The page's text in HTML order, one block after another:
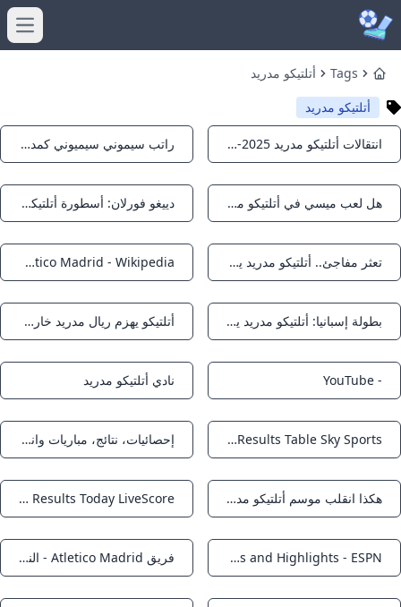
Home
Tags
أتلتيكو مدريد
أتلتيكو مدريد
Notifications انتقالات أتلتيكو مدريد 2025-2026: صفقات قوية للمنافسة Notifications راتب سيموني سيميوني كمدرب أتلتيكو مدريد: أرقام مثيرة وسيناريوهات العقد
Notifications هل لعب ميسي في أتلتيكو مدريد؟ الحقيقة وراء القصة Notifications دييغو فورلان: أسطورة أتلتيكو مدريد التاريخية
Notifications تعثر مفاجئ.. أتلتيكو مدريد يواجه شبح الخروج المبكر من سباق الدوري الإسباني – جريدة مانشيت Notifications
Atlético Madrid - Wikipedia
Notifications بطولة إسبانيا: أتلتيكو مدريد يتعثّر للمباراة الثالثة تواليا Mosaique FM Notifications أتلتيكو يهزم ريال مدريد خارج الملعب للمرة الأولى
Notifications- YouTube
Notifications
نادي أتلتيكو مدريد
Notifications
Atletico Madrid News Fixtures Results Table Sky Sports
Notifications إحصائيات، نتائج، مباريات وانتقالات Atlético Madrid II Soccerway
Notifications هكذا انقلب موسم أتلتيكو مدريد من واعد إلى مخيب رياضة الجزيرة نت Notifications
Atletico Madrid Scores & Latest Results Today LiveScore
Notifications
Atlético Madrid Scores Stats and Highlights - ESPN
Notifications فريق Atletico Madrid - النتائج والإحصائيات